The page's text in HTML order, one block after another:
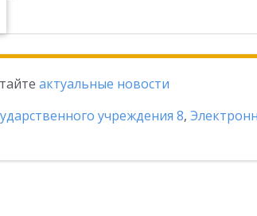
актуальные новости
учреждения 8,